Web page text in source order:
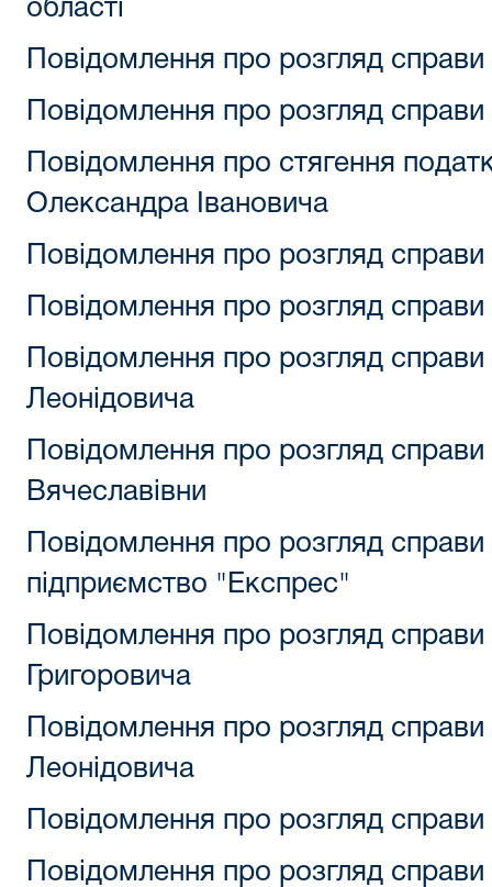
області
Повідомлення про розгляд
Повідомлення про розгляд
Повідомлення про стягення
Олександра Івановича
Повідомлення про розгляд
Повідомлення про розгляд
Повідомлення про розгляд
Леонідовича
Повідомлення про розгляд
Вячеславівни
Повідомлення про розгляд
підприємство "Експрес"
Повідомлення про розгляд
Григоровича
Повідомлення про розгляд
Леонідовича
Повідомлення про розгляд
Повідомлення про розгляд справи